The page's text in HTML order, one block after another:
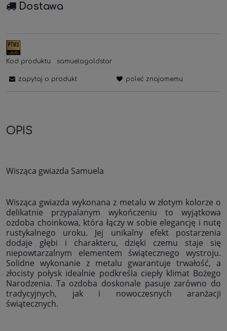
Dostawa
Kod produktu: samuelagoldstar
zapytaj o produkt poleć znajomemu
OPIS
Wisząca gwiazda Samuela
Wisząca gwiazda wykonana z metalu w złotym kolorze o
delikatnie przypalanym wykończeniu to wyjątkowa
ozdoba choinkowa, która łączy w sobie elegancję i nutę
rustykalnego uroku. Jej unikalny efekt postarzenia
dodaje głębi i charakteru, dzięki czemu staje się
niepowtarzalnym elementem świątecznego wystroju.
Solidne wykonanie z metalu gwarantuje trwałość, a
złocisty połysk idealnie podkreśla ciepły klimat Bożego
Narodzenia. Ta ozdoba doskonale pasuje zarówno do
tradycyjnych, jak i nowoczesnych aranżacji
świątecznych.